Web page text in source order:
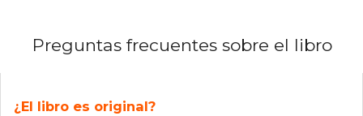
Preguntas frecuentes sobre el libro
¿El libro es original?